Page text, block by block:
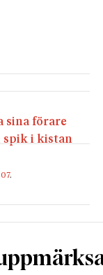
sina förare
spik i kistan
.